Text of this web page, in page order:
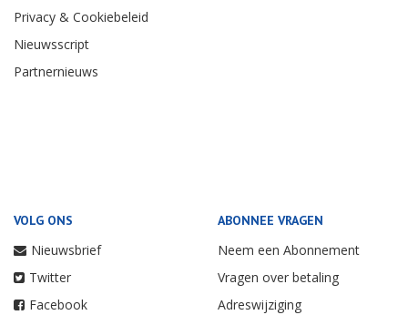
Privacy & Cookiebeleid
Nieuwsscript
Partnernieuws
VOLG ONS
Nieuwsbrief
Twitter
Facebook
ABONNEE VRAGEN
Neem een Abonnement
Vragen over betaling
Adreswijziging